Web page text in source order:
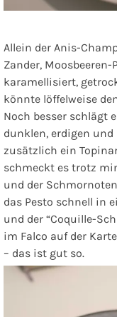
Allein der Anis-
Zander,
karamellisiert,
könnte löffelweise
Noch besser schlägt
dunklen, erdigen und
zusätzlich ein
schmeckt es trotz
und der
das Pesto schnell in
und der “Coquille-
im Falco auf der
– das ist gut so.